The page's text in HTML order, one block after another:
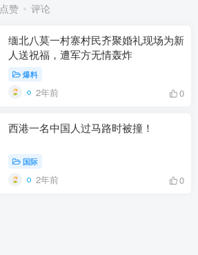
点赞 评论
缅北八莫一村寨村民齐聚婚礼现场为新
人送祝福，遭军方无情轰炸
爆料
2年前 0
西港一名中国人过马路时被撞！
国际
2年前 0